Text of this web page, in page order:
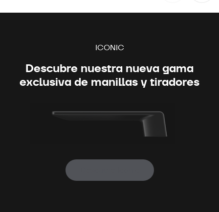
ICONIC
Descubre nuestra nueva gama
exclusiva de manillas y tiradores